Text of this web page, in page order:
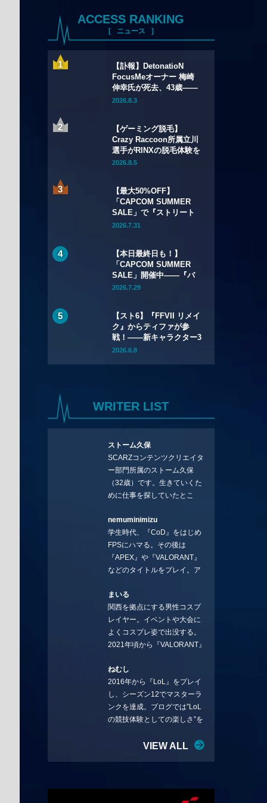
ACCESS RANKING
ニュース
【訃報】DetonatioN
FocusMeオーナー 梅崎
伸幸氏が死去、43歳——
国内初の給与制eスポーツ
2026.8.3
【ゲーミング脱毛】
Crazy Raccoon所属立川
選手がRINXの脱毛体験を
語る——インタビュー記
2026.8.5
【最大50%OFF】
「CAPCOM SUMMER
SALE」で『ストリート
ファイター6』本編が
初セール
2026.7.31
【本日最終日も！】
「CAPCOM SUMMER
SALE」開催中——『バ
イオハザード リメイク
ード レクイエム』も
20%OFFに
2026.7.29
【スト6】『FFVII リメイ
ク』からティファが参
戦！――新キャラクター3
名を含むYear 4のライン
2026.6.8
WRITER LIST
ストーム久保
SCARZコンテンツクリエイタ
ー部門所属のストーム久保
（32歳）です。生きていくた
めに仕事を探していたとこ
コラムを連載させてもらえる
ことになりました。言いたい
ことを言っていきます。X：
https://x.com/stormKUBO
YouTube：
rmKUBO
nemuminimizu
学生時代、『CoD』をはじめ
FPSにハマる。その後は
『APEX』や『VALORANT』
などのタイトルをプレイ。ア
BGMなどを手掛ける作曲家と
フリーランスのライターの二
足の草鞋を履いて幅広く活動
中。無類のラーメン好き！
Twitter:@ongakucas
まいる
関西を拠点にする男性コスプ
レイヤー。イベントや大会に
よくコスプレ姿で出没する。
2021年頃から『VALORANT』
続ける。現在の推しチームは
「CREST GAMING」。X：
@mlunias（Photo by
Subaru.F.）
ねむし
2016年から『LoL』をプレイ
し、シーズン12でマスターラ
ンクを達成。ブログでは”LoL
の競技体験としての楽しさ”を
リーを愛し、元ADCメイン
VIEW ALL